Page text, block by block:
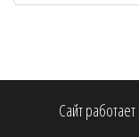
Сайт работает